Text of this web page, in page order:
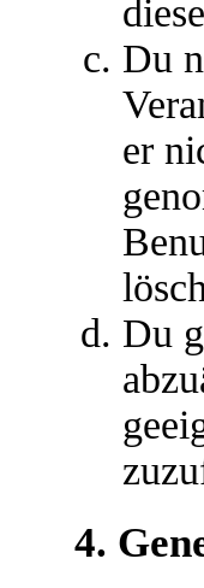
Du
er
Du
4.